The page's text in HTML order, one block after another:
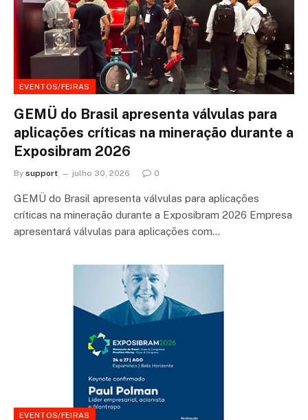
EVENTOS/FEIRAS
GEMÜ do Brasil apresenta válvulas para
aplicações críticas na mineração durante a
Exposibram 2026
By support julho 30, 2026 0
GEMÜ do Brasil apresenta válvulas para aplicações
críticas na mineração durante a Exposibram 2026 Empresa
apresentará válvulas para aplicações com…
EVENTOS/FEIRAS